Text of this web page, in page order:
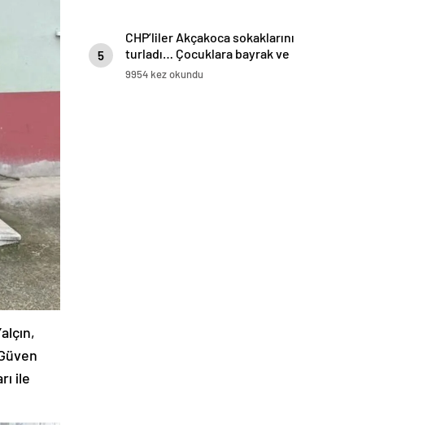
ile
5
CHP’liler Akçakoca sokaklarını
turladı… Çocuklara bayrak ve
balon dağıttı
9954 kez okundu